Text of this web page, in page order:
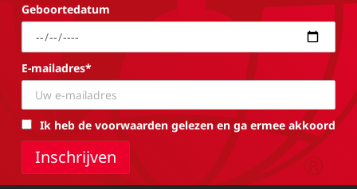
Geboortedatum
E-mailadres*
Ik heb de voorwaarden gelezen en ga ermee akkoord